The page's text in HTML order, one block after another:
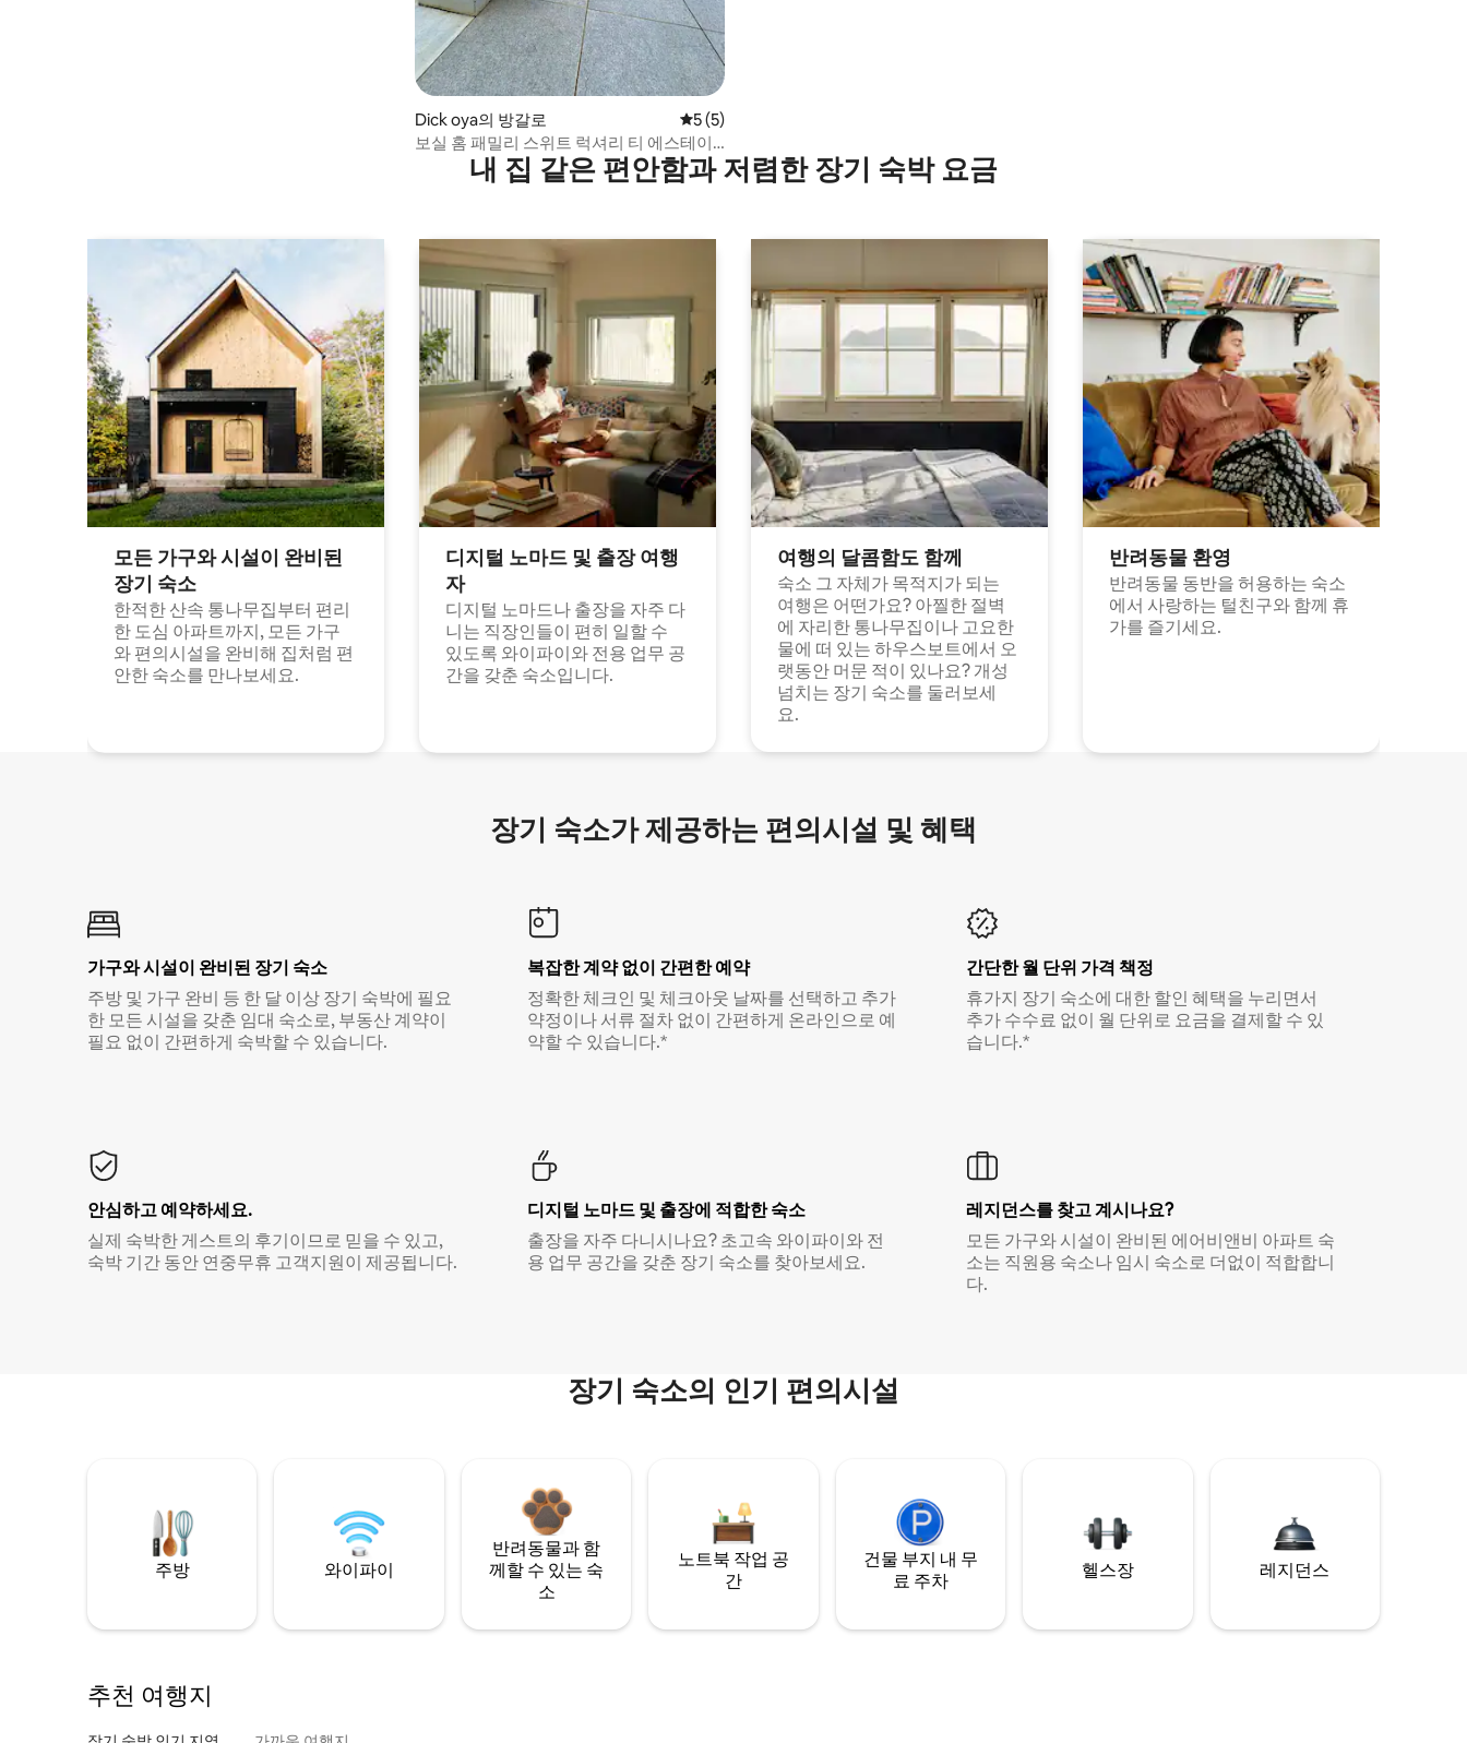
Dick oya의 방갈로 평점 5점(5점 만점), 후기 5개
5 (5)
보실 홈 패밀리 스위트 럭셔리 티 에스테이
트 휴양지내 집 같은 편안함과 저렴한 장기 숙박 요금
모든 가구와 시설이 완비된
장기 숙소
한적한 산속 통나무집부터 편리
한 도심 아파트까지, 모든 가구
와 편의시설을 완비해 집처럼 편
안한 숙소를 만나보세요.
디지털 노마드 및 출장 여행
자
디지털 노마드나 출장을 자주 다
니는 직장인들이 편히 일할 수
있도록 와이파이와 전용 업무 공
간을 갖춘 숙소입니다.
여행의 달콤함도 함께
숙소 그 자체가 목적지가 되는
여행은 어떤가요? 아찔한 절벽
에 자리한 통나무집이나 고요한
물에 떠 있는 하우스보트에서 오
랫동안 머문 적이 있나요? 개성
넘치는 장기 숙소를 둘러보세
요.
반려동물 환영
반려동물 동반을 허용하는 숙소
에서 사랑하는 털친구와 함께 휴
가를 즐기세요.
장기 숙소가 제공하는 편의시설 및 혜택
가구와 시설이 완비된 장기 숙소
주방 및 가구 완비 등 한 달 이상 장기 숙박에 필요
한 모든 시설을 갖춘 임대 숙소로, 부동산 계약이
필요 없이 간편하게 숙박할 수 있습니다.
복잡한 계약 없이 간편한 예약
정확한 체크인 및 체크아웃 날짜를 선택하고 추가
약정이나 서류 절차 없이 간편하게 온라인으로 예
약할 수 있습니다.*
간단한 월 단위 가격 책정
휴가지 장기 숙소에 대한 할인 혜택을 누리면서
추가 수수료 없이 월 단위로 요금을 결제할 수 있
습니다.*
안심하고 예약하세요.
실제 숙박한 게스트의 후기이므로 믿을 수 있고,
숙박 기간 동안 연중무휴 고객지원이 제공됩니다.
디지털 노마드 및 출장에 적합한 숙소
출장을 자주 다니시나요? 초고속 와이파이와 전
용 업무 공간을 갖춘 장기 숙소를 찾아보세요.
레지던스를 찾고 계시나요?
모든 가구와 시설이 완비된 에어비앤비 아파트 숙
소는 직원용 숙소나 임시 숙소로 더없이 적합합니
다.
장기 숙소의 인기 편의시설
주방 와이파이
반려동물과 함
께할 수 있는 숙
소
노트북 작업 공
간
건물 부지 내 무
료 주차
헬스장 레지던스
추천 여행지